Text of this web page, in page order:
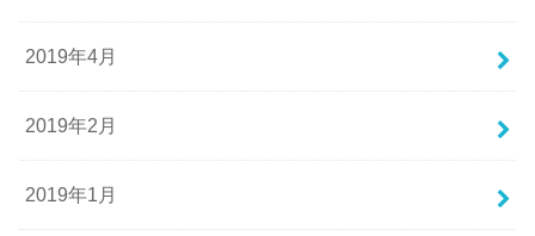
2019年4月
2019年2月
2019年1月